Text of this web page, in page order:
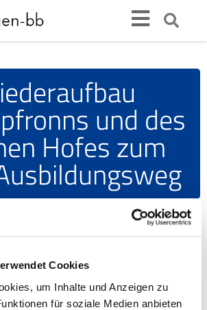
Cookies
um Inhalte und Anzeigen zu
für soziale Medien anbieten
und des
Hofes zum